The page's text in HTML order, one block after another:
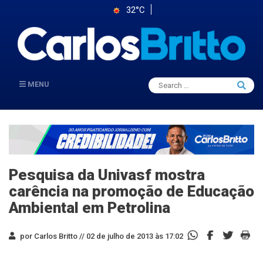
32°C
MENU
Search
for:
Search
Pesquisa da Univasf mostra
carência na promoção de Educação
Ambiental em Petrolina
por Carlos Britto // 02 de julho de 2013 às 17:02